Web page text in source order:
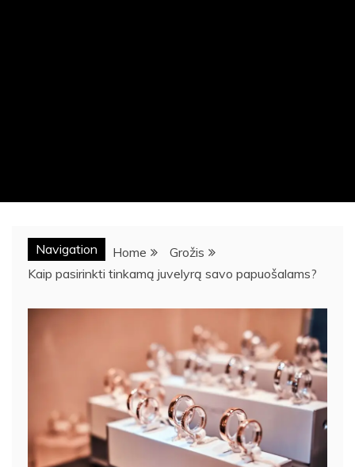
Navigation Home
Grožis
Kaip pasirinkti tinkamą juvelyrą savo papuošalams?